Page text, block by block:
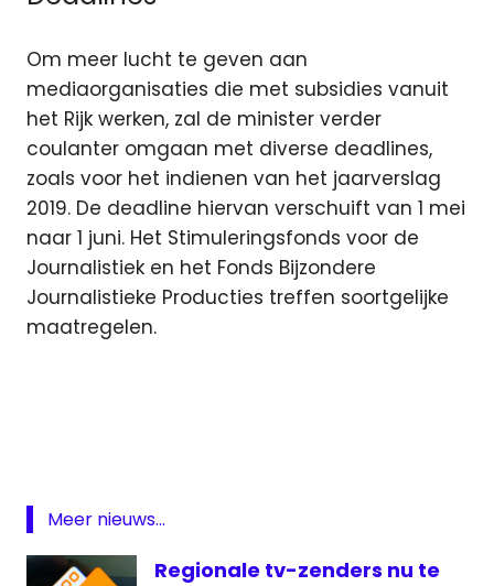
Om meer lucht te geven aan
mediaorganisaties die met subsidies vanuit
het Rijk werken, zal de minister verder
coulanter omgaan met diverse deadlines,
zoals voor het indienen van het jaarverslag
2019. De deadline hiervan verschuift van 1 mei
naar 1 juni. Het Stimuleringsfonds voor de
Journalistiek en het Fonds Bijzondere
Journalistieke Producties treffen soortgelijke
maatregelen.
lokale
media
Meer nieuws...
Regionale tv-zenders nu te